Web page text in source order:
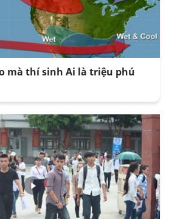
mà thí sinh Ai là triệu phú